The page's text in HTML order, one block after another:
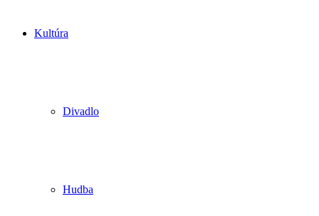
Kultúra
Divadlo
Hudba